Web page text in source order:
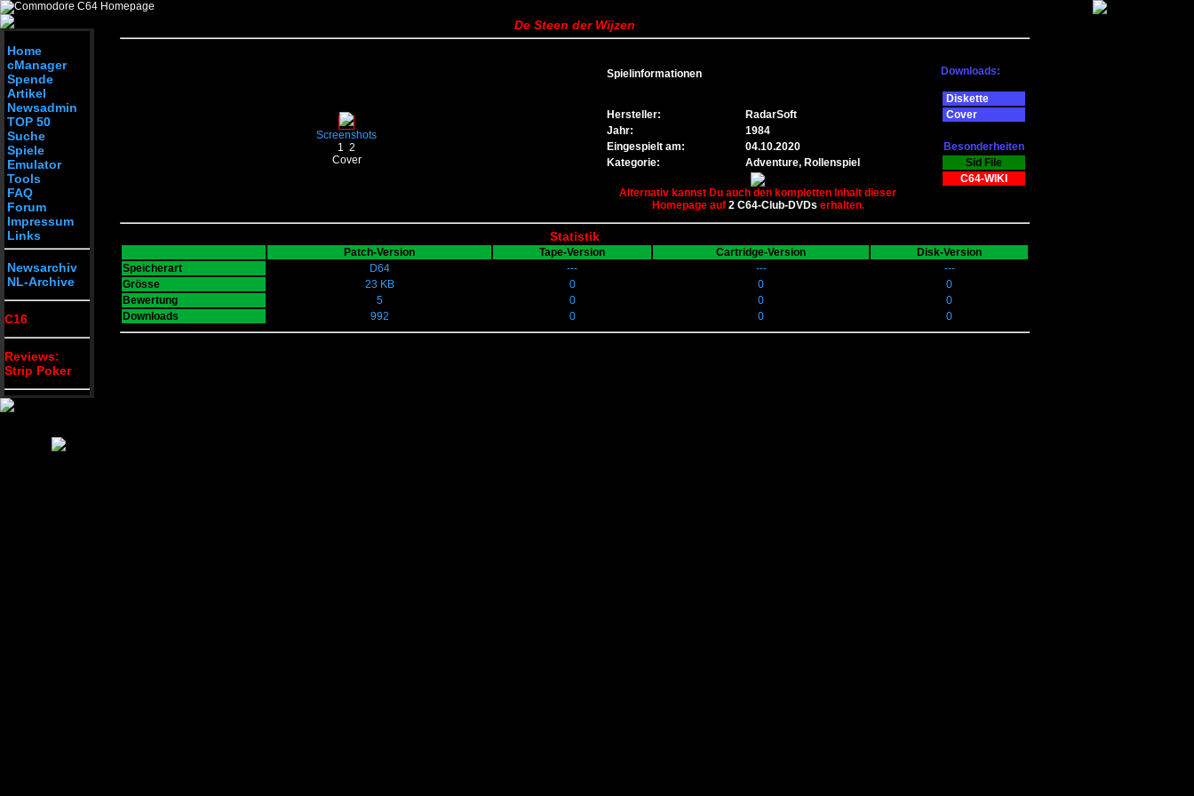
Home
cManager
Spende
Artikel
Newsadmin
TOP 50
Suche
Spiele
Emulator
Tools
FAQ
Forum
Impressum
Links
Newsarchiv
NL-Archive
C16
Reviews:
Strip Poker
De Steen der Wijzen
Screenshots
1 2
Cover
Spielinformationen
Hersteller:
RadarSoft
Jahr:
1984
Eingespielt am:
04.10.2020
Kategorie:
Adventure, Rollenspiel
Alternativ kannst Du auch den kompletten Inhalt dieser
Homepage auf 2 C64-Club-DVDs erhalten.
Downloads:
Diskette
Cover
Besonderheiten
Sid File
C64-WIKI
Statistik
Patch-Version Tape-Version Cartridge-Version
Disk-Version
Speicherart
D64 --- ---
---
Grösse
23 KB 0 0
0
Bewertung
5 0 0
0
Downloads
992 0 0 0